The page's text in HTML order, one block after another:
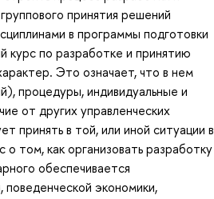
принятия решений
в программы подготовки
курс по разработке и принятию
Это означает, что в нем
процедуры, индивидуальные и
от других управленческих
принять в той, или иной ситуации в
том, как организовать разработку
обеспечивается
поведенческой экономики,